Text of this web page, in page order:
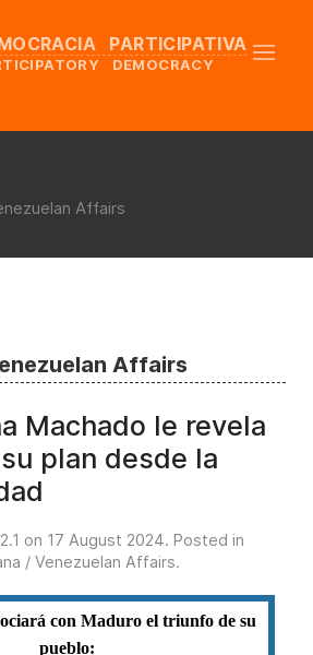
PARTICIPATIVA
DEMOCRACY
Affairs
Affairs
Machado le revela
plan desde la
on 17 August 2024. Posted in
/ Venezuelan Affairs.
con Maduro el triunfo de su
pueblo: